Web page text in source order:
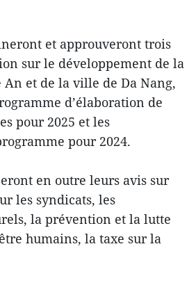
et approuveront trois
sur le développement de la
et de la ville de Da Nang,
d’élaboration de
pour 2025 et les
pour 2024.
en outre leurs avis sur
les syndicats, les
la prévention et la lutte
humains, la taxe sur la